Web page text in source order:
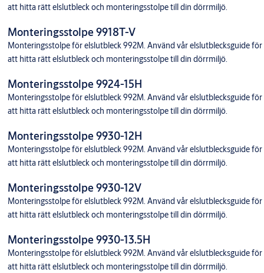
att hitta rätt elslutbleck och monteringsstolpe till din dörrmiljö.
Monteringsstolpe 9918T-V
Monteringsstolpe för elslutbleck 992M. Använd vår elslutblecksguide för
att hitta rätt elslutbleck och monteringsstolpe till din dörrmiljö.
Monteringsstolpe 9924-15H
Monteringsstolpe för elslutbleck 992M. Använd vår elslutblecksguide för
att hitta rätt elslutbleck och monteringsstolpe till din dörrmiljö.
Monteringsstolpe 9930-12H
Monteringsstolpe för elslutbleck 992M. Använd vår elslutblecksguide för
att hitta rätt elslutbleck och monteringsstolpe till din dörrmiljö.
Monteringsstolpe 9930-12V
Monteringsstolpe för elslutbleck 992M. Använd vår elslutblecksguide för
att hitta rätt elslutbleck och monteringsstolpe till din dörrmiljö.
Monteringsstolpe 9930-13.5H
Monteringsstolpe för elslutbleck 992M. Använd vår elslutblecksguide för
att hitta rätt elslutbleck och monteringsstolpe till din dörrmiljö.